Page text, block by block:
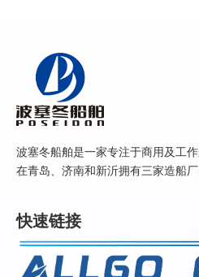
波塞冬船舶是一家专注于商用及工
在青岛、济南和新沂拥有三家造船厂
快速链接